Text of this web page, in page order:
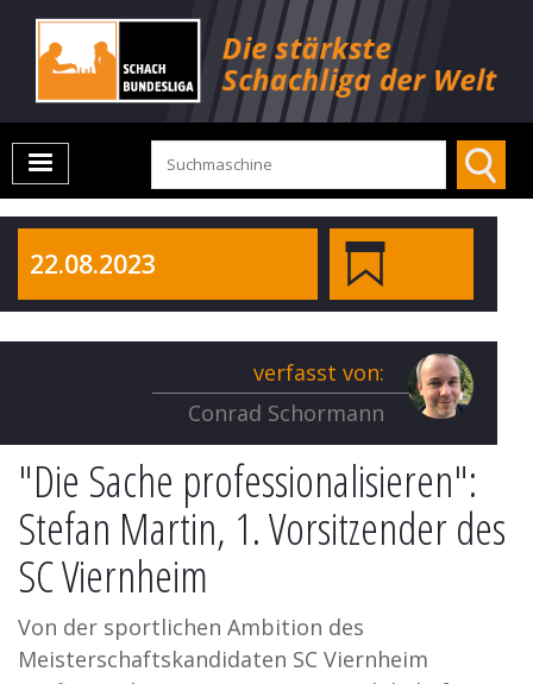
22.08.2023
verfasst von:
Conrad Schormann
"Die Sache professionalisieren":
Stefan Martin, 1. Vorsitzender des
SC Viernheim
Von der sportlichen Ambition des
Meisterschaftskandidaten SC Viernheim